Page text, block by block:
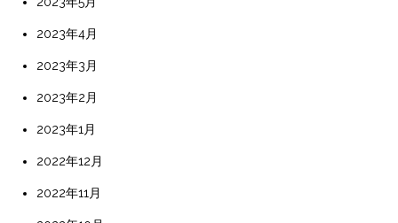
2023年4月
2023年3月
2023年2月
2023年1月
2022年12月
2022年11月